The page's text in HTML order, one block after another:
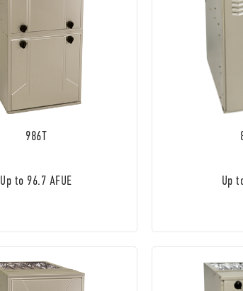
986T
Up to 96.7 AFUE Up